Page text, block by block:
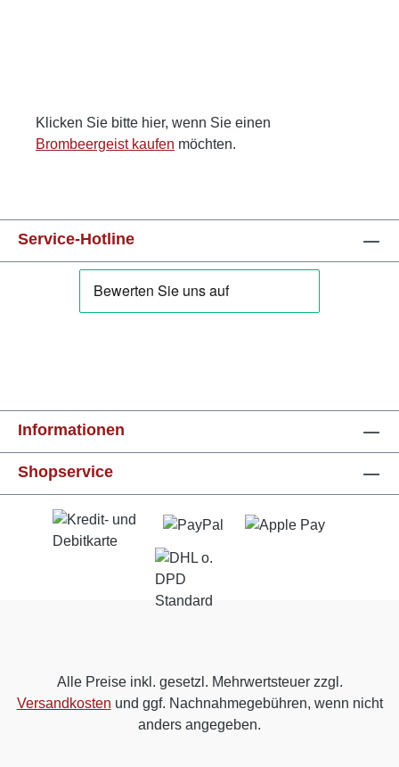
Klicken Sie bitte hier, wenn Sie einen
Brombeergeist kaufen möchten.
Service-Hotline
Informationen
Shopservice
Alle Preise inkl. gesetzl. Mehrwertsteuer zzgl.
Versandkosten und ggf. Nachnahmegebühren, wenn nicht
anders angegeben.